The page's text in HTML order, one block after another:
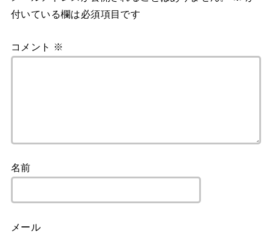
付いている欄は必須項目です
コメント ※
名前
メール